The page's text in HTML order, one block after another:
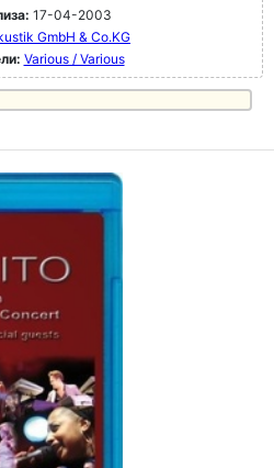
17-04-2003
GmbH & Co.KG
Various / Various